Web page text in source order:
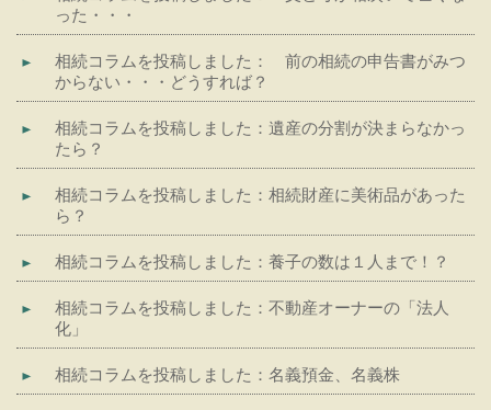
った・・・
相続コラムを投稿しました： 前の相続の申告書がみつ
からない・・・どうすれば？
相続コラムを投稿しました：遺産の分割が決まらなかっ
たら？
相続コラムを投稿しました：相続財産に美術品があった
ら？
相続コラムを投稿しました：養子の数は１人まで！？
相続コラムを投稿しました：不動産オーナーの「法人
化」
相続コラムを投稿しました：名義預金、名義株